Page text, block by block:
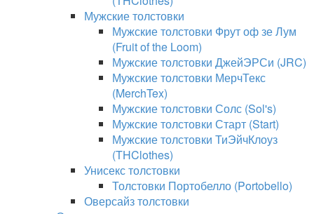
Мужские толстовки
Мужские толстовки Фрут оф зе Лум
(Fruit of the Loom)
Мужские толстовки ДжейЭРСи (JRC)
Мужские толстовки МерчТекс
(MerchTex)
Мужские толстовки Солс (Sol's)
Мужские толстовки Старт (Start)
Мужские толстовки ТиЭйчКлоуз
(THClothes)
Унисекс толстовки
Толстовки Портобелло (Portobello)
Оверсайз толстовки